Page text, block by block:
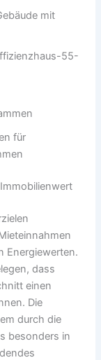
mit
55-
für
Energiewerten.
dass
einen
Die
durch die
besonders in